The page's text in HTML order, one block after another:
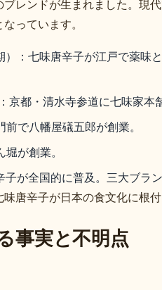
レンドが生まれました。現
っています。
：七味唐辛子が江戸で薬味
：京都・清水寺参道に七味家本
前で八幡屋礒五郎が創業。
堀が創業。
子が全国的に普及。三大ブラ
唐辛子が日本の食文化に根
事実と不明点